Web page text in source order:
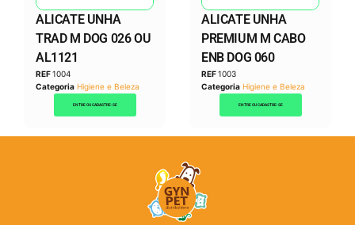
ALICATE UNHA
TRAD M DOG 026 OU
AL1121
REF1004
Categoria Higiene e Beleza
ENTRE OU CADASTRE-SE
ALICATE UNHA
PREMIUM M CABO
ENB DOG 060
REF1003
Categoria Higiene e Beleza
ENTRE OU CADASTRE-SE